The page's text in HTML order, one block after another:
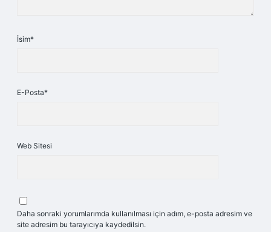
İsim*
E-Posta*
Web Sitesi
Daha sonraki yorumlarımda kullanılması için adım, e-posta adresim ve
site adresim bu tarayıcıya kaydedilsin.